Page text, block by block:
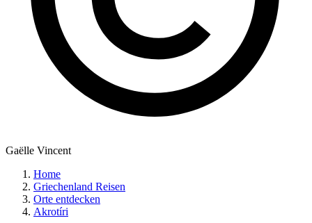
Gaëlle Vincent
Home
Griechenland Reisen
Orte entdecken
Akrotíri